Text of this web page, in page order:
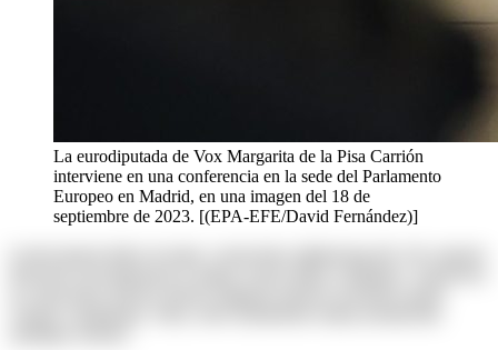
La eurodiputada de Vox Margarita de la Pisa Carrión
interviene en una conferencia en la sede del Parlamento
Europeo en Madrid, en una imagen del 18 de
septiembre de 2023. [(EPA-EFE/David Fernández)]